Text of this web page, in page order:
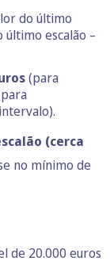
do último
escalão –
(para
(cerca
no mínimo de
de 20.000 euros